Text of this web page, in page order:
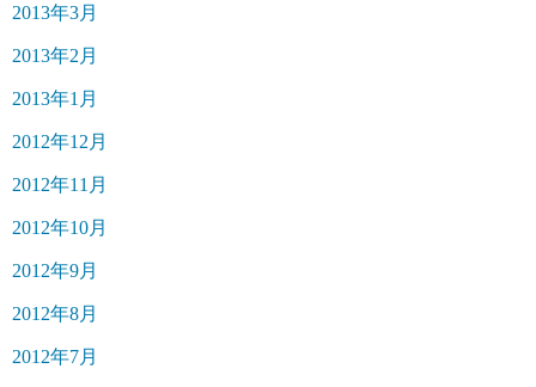
2013年3月
2013年2月
2013年1月
2012年12月
2012年11月
2012年10月
2012年9月
2012年8月
2012年7月